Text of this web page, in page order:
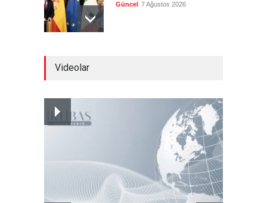
Güncel 7 Ağustos 2026
Fransa'nın sosyal medyaya
yasak talebine ABD'den sert
Güncel 7 Ağustos 2026
Videolar